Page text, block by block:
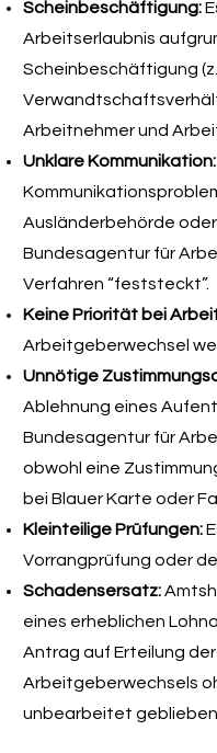
Scheinbeschäftigung:
Arbeitserlaubnis
Scheinbeschäftigung
Arbeitnehmer und
Unklare
Ausländerbehörde
Bundesagentur für
Verfahren “feststeckt”.
Keine Priorität bei
Arbeitgeberwechsel
Unnötige
Ablehnung eines
Bundesagentur für
obwohl eine
bei Blauer Karte oder
Kleinteilige Prüfungen:
Vorrangprüfung oder
Schadensersatz:
eines erheblichen
Antrag auf Erteilung
Arbeitgeberwechsels
unbearbeitet geblieben